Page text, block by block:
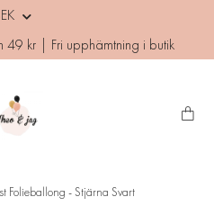
kr | Fri upphämtning i butik
Folieballong - Stjärna Svart